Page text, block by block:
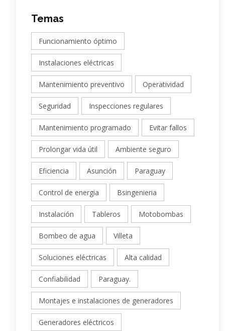
Temas
Funcionamiento óptimo
Instalaciones eléctricas
Mantenimiento preventivo Operatividad
Seguridad Inspecciones regulares
Mantenimiento programado Evitar fallos
Prolongar vida útil Ambiente seguro
Eficiencia Asunción Paraguay
Control de energia Bsingenieria
Instalación Tableros Motobombas
Bombeo de agua Villeta
Soluciones eléctricas Alta calidad
Confiabilidad Paraguay.
Montajes e instalaciones de generadores
Generadores eléctricos